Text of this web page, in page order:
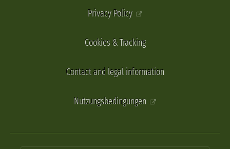
Privacy Policy
Cookies & Tracking
Contact and legal information
Nutzungsbedingungen